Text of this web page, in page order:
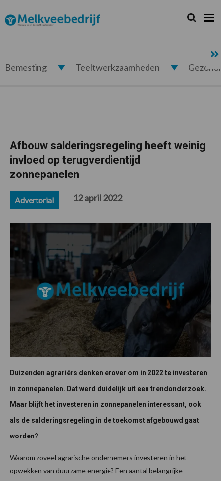
de
hoofdnavigatie
de
hoofd
de
eerste
de
voettekst
Melkveebedrijf.nl Zoeken...
Zoek
Bemesting Teeltwerkzaamheden
Afbouw salderingsregeling heeft weinig
invloed op terugverdientijd
zonnepanelen
Advertorial 12 april 2022
Duizenden agrariërs denken erover om in 2022 te investeren
in zonnepanelen. Dat werd duidelijk uit een trendonderzoek.
Maar blijft het investeren in zonnepanelen interessant, ook
als de salderingsregeling in de toekomst afgebouwd gaat
worden?
Waarom zoveel agrarische ondernemers investeren in het
opwekken van duurzame energie? Een aantal belangrijke